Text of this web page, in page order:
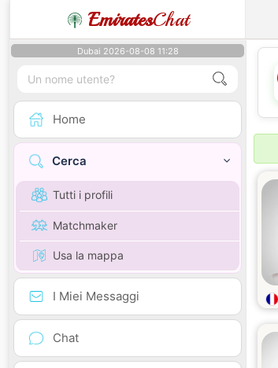
EmiratesChat
Dubai 2026-08-08 11:28
Home
Cerca
Tutti i profili
Matchmaker
Usa la mappa
I Miei Messaggi
Chat